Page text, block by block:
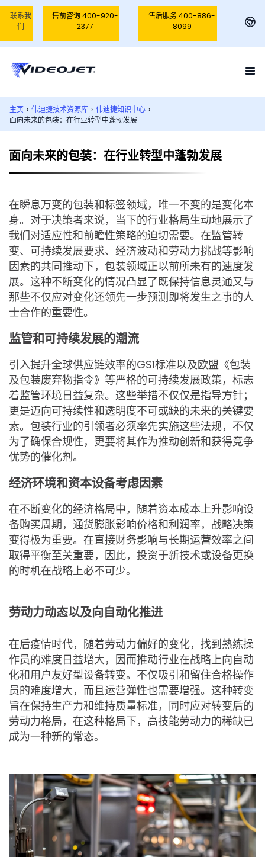
联系我
们
售前咨询 400-920-
2377
售后服务 400-886-
8099
主页 › 伟迪捷技术资源库 › 伟迪捷知识中心 ›
面向未来的包装：在行业转型中蓬勃发展
面向未来的包装：在行业转型中蓬勃发展
在瞬息万变的包装和标签领域，唯一不变的是变化本
身。对于决策者来说，当下的行业格局生动地展示了
我们对适应性和前瞻性策略的迫切需要。在监管转
变、可持续发展要求、经济波动和劳动力挑战等影响
因素的共同推动下，包装领域正以前所未有的速度发
展。这种不断变化的情况凸显了既保持信息灵通又与
那些不仅应对变化还领先一步预测即将发生之事的人
士合作的重要性。
监管和可持续发展的潮流
引入提升全球供应链效率的GS1标准以及欧盟《包装
及包装废弃物指令》等严格的可持续发展政策，标志
着监管环境日益复杂。这些举措不仅仅是指导方针；
更是迈向可持续性和透明度不可或缺的未来的关键要
素。包装行业的引领者必须率先实施这些法规，不仅
为了确保合规性，更要将其作为推动创新和获得竞争
优势的催化剂。
经济环境和资本设备考虑因素
在不断变化的经济格局中，随着资本成本上升影响设
备购买周期，通货膨胀影响价格和利润率，战略决策
变得极为重要。在直接财务影响与长期运营效率之间
取得平衡至关重要，因此，投资于新技术或设备更换
的时机在战略上必不可少。
劳动力动态以及向自动化推进
在后疫情时代，随着劳动力偏好的变化，找到熟练操
作员的难度日益增大，因而推动行业在战略上向自动
化和用户友好型设备转变。不仅吸引和留住合格操作
员的难度增大，而且运营弹性也需要增强。这种转变
旨在保持生产力和维持质量标准，同时应对转变后的
劳动力格局，在这种格局下，高技能劳动力的稀缺已
成为一种新的常态。